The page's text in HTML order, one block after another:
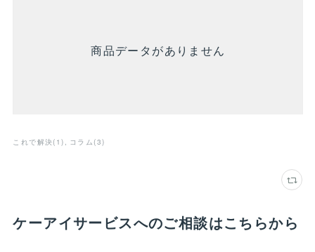
商品データがありません
これで解決( 1) コラム (3)
ケーアイサービスへのご相談はこちらから